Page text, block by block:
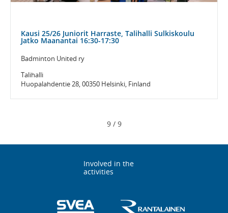
Kausi 25/26 Juniorit Harraste, Talihalli Sulkiskoulu
Jatko Maanantai 16:30-17:30
Badminton United ry
Talihalli
Huopalahdentie 28, 00350 Helsinki, Finland
9/ 9
Involved in the
activities